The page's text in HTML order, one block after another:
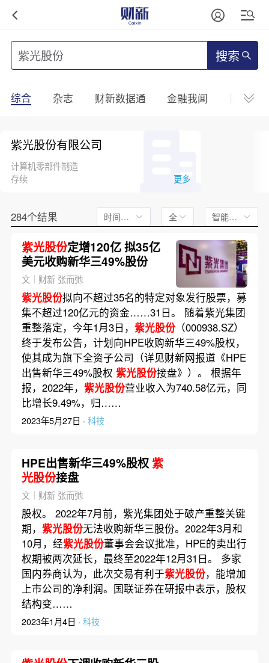
搜索
综合 杂志 财新数据通 金融我闻 财新
紫光股份有限公司
计算机零部件制造
存续
更多
284个结果 时间不限 全文 智能排序
紫光股份定增120亿 拟35亿
美元收购新华三49%股份
文｜财新 张而弛
紫光股份拟向不超过35名的特定对象发行股票，募
集不超过120亿元的资金……31日。 随着紫光集团
重整落定，今年1月3日， 紫光股份（000938.SZ）
终于发布公告，计划向HPE收购新华三49%股权，
使其成为旗下全资子公司（详见财新网报道《HPE
出售新华三49%股权 紫光股份接盘》）。 根据年
报，2022年， 紫光股份营业收入为740.58亿元，同
比增长9.49%，归……
2023年5月27日 · 科技
HPE出售新华三49%股权紫
光股份接盘
文｜财新 张而弛
股权。 2022年7月前，紫光集团处于破产重整关键
期， 紫光股份无法收购新华三股份。2022年3月和
10月，经紫光股份董事会会议批准，HPE的卖出行
权期被两次延长，最终至2022年12月31日。 多家
国内券商认为，此次交易有利于紫光股份，能增加
上市公司的净利润。国联证券在研报中表示，股权
结构变……
2023年1月4日 · 科技